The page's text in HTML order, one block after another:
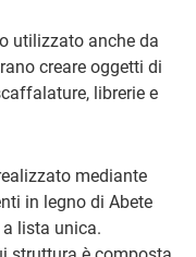
utilizzato anche da
creare oggetti di
librerie e
mediante
in legno di Abete
lista unica.